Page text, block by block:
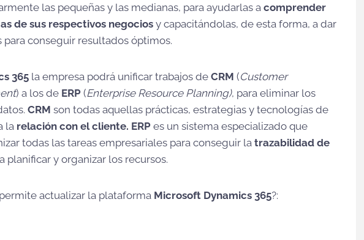
las pequeñas y las medianas, para ayudarlas a comprender
de sus respectivos negocios y capacitándolas, de esta forma, a dar
conseguir resultados óptimos.
365 la empresa podrá unificar trabajos de CRM (Customer
) a los de ERP (Enterprise Resource Planning), para eliminar los
CRM son todas aquellas prácticas, estrategias y tecnologías de
la relación con el cliente. ERP es un sistema especializado que
todas las tareas empresariales para conseguir la trazabilidad de
planificar y organizar los recursos.
actualizar la plataforma Microsoft Dynamics 365?: